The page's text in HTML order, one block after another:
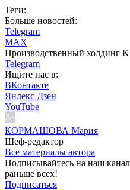
Теги:
Больше новостей:
Telegram
MAX
Производственный холдинг
Telegram
Ищите нас в:
ВКонтакте
Яндекс Дзен
YouTube
КОРМАШОВА Мария
Шеф-редактор
Все материалы автора
Подписывайтесь на наш
раньше всех!
Подписаться